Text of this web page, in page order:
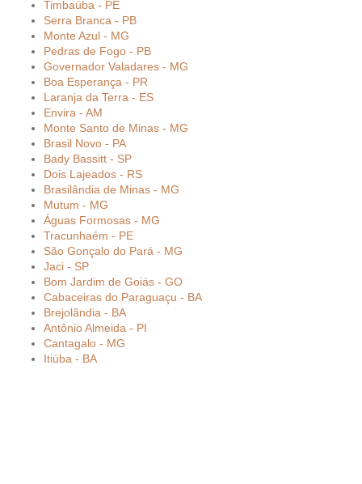
Timbaúba - PE
Serra Branca - PB
Monte Azul - MG
Pedras de Fogo - PB
Governador Valadares - MG
Boa Esperança - PR
Laranja da Terra - ES
Envira - AM
Monte Santo de Minas - MG
Brasil Novo - PA
Bady Bassitt - SP
Dois Lajeados - RS
Brasilândia de Minas - MG
Mutum - MG
Águas Formosas - MG
Tracunhaém - PE
São Gonçalo do Pará - MG
Jaci - SP
Bom Jardim de Goiás - GO
Cabaceiras do Paraguaçu - BA
Brejolândia - BA
Antônio Almeida - PI
Cantagalo - MG
Itiúba - BA